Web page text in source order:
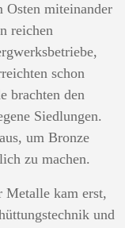
Osten miteinander
reichen
schon
brachten den
Siedlungen.
um Bronze
zu machen.
Metalle kam erst,
und